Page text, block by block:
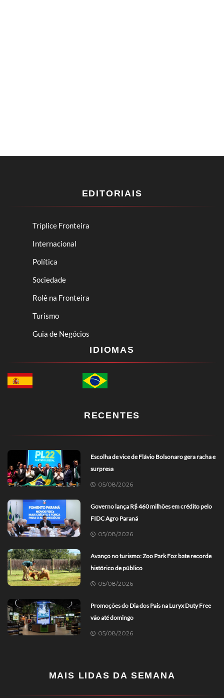
EDITORIAIS
Tríplice Fronteira
Internacional
Política
Sociedade
Rolê na Fronteira
Turismo
Guia de Negócios
IDIOMAS
RECENTES
Escolha de vice de Flávio Bolsonaro gera racha e
surpresa
05/08/2026
Governo lança R$ 460 milhões em crédito pelo
FIDC Agro Paraná
05/08/2026
Avanço no turismo: Zoo Park Foz bate recorde
histórico de público
05/08/2026
Promoções do Dia dos Pais na Luryx Duty Free
vão até domingo
05/08/2026
MAIS LIDAS DA SEMANA